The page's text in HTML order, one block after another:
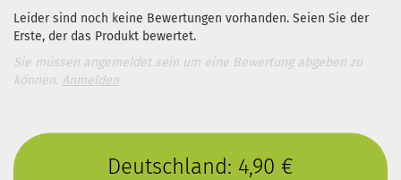
Leider sind noch keine Bewertungen vorhanden. Seien Sie der
Erste, der das Produkt bewertet.
Sie müssen angemeldet sein um eine Bewertung abgeben zu
können. Anmelden
Deutschland: 4,90 €